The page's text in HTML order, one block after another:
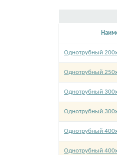
Однотрубный
Однотрубный
Однотрубный
Однотрубный
Однотрубный
Однотрубный